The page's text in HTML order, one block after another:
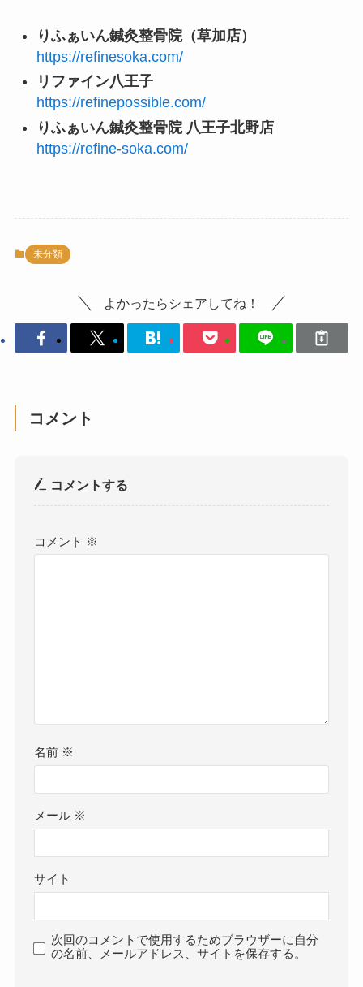
りふぁいん鍼灸整骨院（草加店）
https://refinesoka.com/
リファイン八王子
https://refinepossible.com/
りふぁいん鍼灸整骨院 八王子北野店
https://refine-soka.com/
未分類
よかったらシェアしてね！
コメント
コメントする
コメント ※
名前 ※
メール ※
サイト
次回のコメントで使用するためブラウザーに自分
の名前、メールアドレス、サイトを保存する。